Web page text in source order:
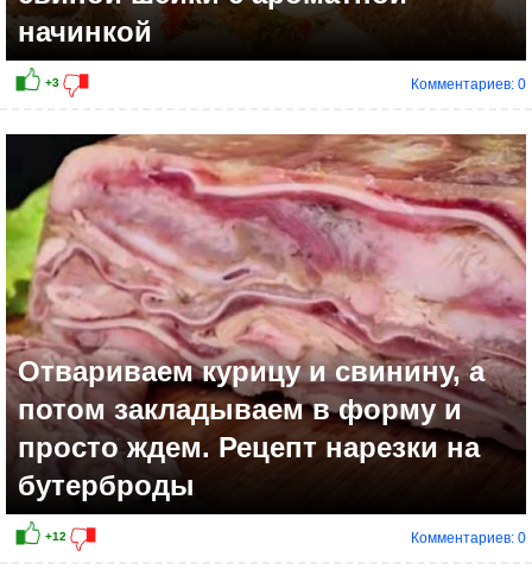
начинкой
Комментариев: 0
Отвариваем курицу и свинину, а
потом закладываем в форму и
просто ждем. Рецепт нарезки на
бутерброды
Комментариев: 0